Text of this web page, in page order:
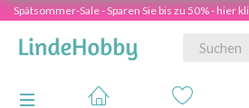
Spätsommer-Sale - Sparen Sie bis zu 50% - hier
Anzeige ändern